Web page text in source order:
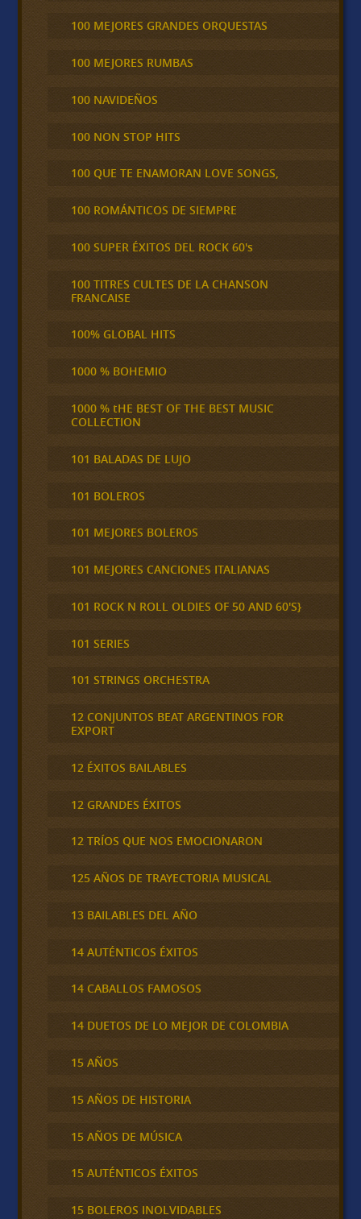
100 MEJORES GRANDES ORQUESTAS
100 MEJORES RUMBAS
100 NAVIDEÑOS
100 NON STOP HITS
100 QUE TE ENAMORAN LOVE SONGS,
100 ROMÁNTICOS DE SIEMPRE
100 SUPER ÉXITOS DEL ROCK 60's
100 TITRES CULTES DE LA CHANSON
FRANCAISE
100% GLOBAL HITS
1000 % BOHEMIO
1000 % tHE BEST OF THE BEST MUSIC
COLLECTION
101 BALADAS DE LUJO
101 BOLEROS
101 MEJORES BOLEROS
101 MEJORES CANCIONES ITALIANAS
101 ROCK N ROLL OLDIES OF 50 AND 60'S}
101 SERIES
101 STRINGS ORCHESTRA
12 CONJUNTOS BEAT ARGENTINOS FOR
EXPORT
12 ÉXITOS BAILABLES
12 GRANDES ÉXITOS
12 TRÍOS QUE NOS EMOCIONARON
125 AÑOS DE TRAYECTORIA MUSICAL
13 BAILABLES DEL AÑO
14 AUTÉNTICOS ÉXITOS
14 CABALLOS FAMOSOS
14 DUETOS DE LO MEJOR DE COLOMBIA
15 AÑOS
15 AÑOS DE HISTORIA
15 AÑOS DE MÚSICA
15 AUTÉNTICOS ÉXITOS
15 BOLEROS INOLVIDABLES